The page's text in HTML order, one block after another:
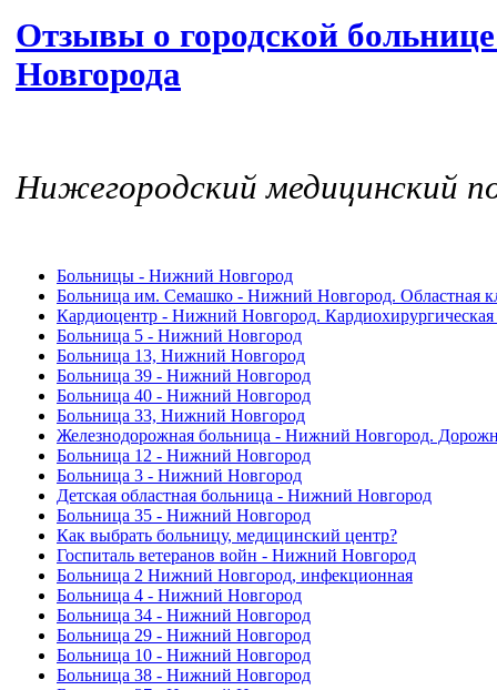
Отзывы о городской
Новгорода
Нижегородский
Больницы - Нижний Новгород
Больница им. Семашко - Нижний Новгород. Областная
Кардиоцентр - Нижний Новгород. Кардиохирургическая
Больница 5 - Нижний Новгород
Больница 13, Нижний Новгород
Больница 39 - Нижний Новгород
Больница 40 - Нижний Новгород
Больница 33, Нижний Новгород
Железнодорожная больница - Нижний Новгород.
Больница 12 - Нижний Новгород
Больница 3 - Нижний Новгород
Детская областная больница - Нижний Новгород
Больница 35 - Нижний Новгород
Как выбрать больницу, медицинский центр?
Госпиталь ветеранов войн - Нижний Новгород
Больница 2 Нижний Новгород, инфекционная
Больница 4 - Нижний Новгород
Больница 34 - Нижний Новгород
Больница 29 - Нижний Новгород
Больница 10 - Нижний Новгород
Больница 38 - Нижний Новгород